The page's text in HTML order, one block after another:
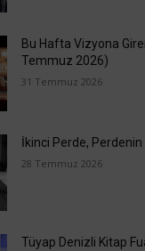
Bu Hafta Vizyona
Temmuz 2026)
31 Temmuz 2026
İkinci Perde, Perdenin
28 Temmuz 2026
Tüyap Denizli Kitap